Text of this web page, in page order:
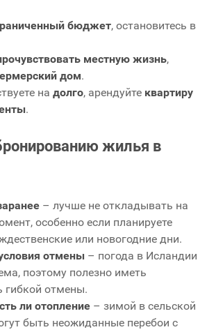
бюджет, остановитесь в
местную жизнь,
дом.
на долго, арендуйте квартиру
.
жилья в
– лучше не откладывать на
особенно если планируете
или новогодние дни.
отмены – погода в Исландии
поэтому полезно иметь
гибкой отмены.
ли отопление – зимой в сельской
быть неожиданные перебои с